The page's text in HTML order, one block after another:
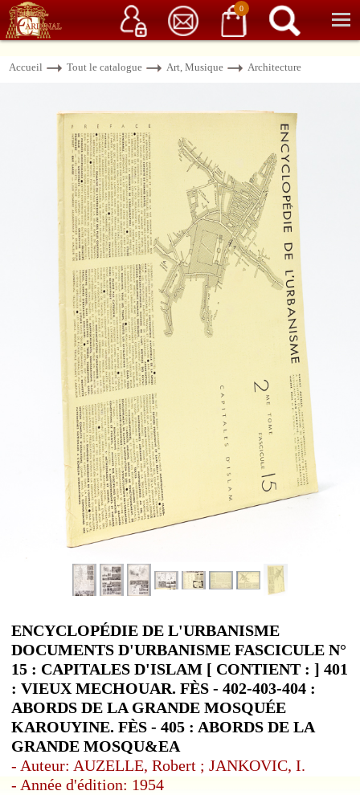
0
Service client 06 15 37 15 37 Librairie de livres anciens & rares
Accueil Tout le catalogue Art, Musique Architecture
ENCYCLOPÉDIE DE L'URBANISME
DOCUMENTS D'URBANISME FASCICULE N°
15 : CAPITALES D'ISLAM [ CONTIENT : ] 401
: VIEUX MECHOUAR. FÈS - 402-403-404 :
ABORDS DE LA GRANDE MOSQUÉE
KAROUYINE. FÈS - 405 : ABORDS DE LA
GRANDE MOSQU&EA
- Auteur: AUZELLE, Robert ; JANKOVIC, I.
- Année d'édition: 1954